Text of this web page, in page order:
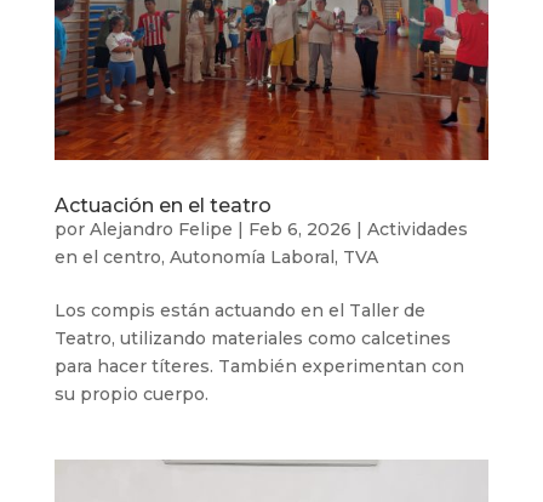
Actuación en el teatro
por Alejandro Felipe | Feb 6, 2026 | Actividades
en el centro, Autonomía Laboral, TVA
Los compis están actuando en el Taller de
Teatro, utilizando materiales como calcetines
para hacer títeres. También experimentan con
su propio cuerpo.